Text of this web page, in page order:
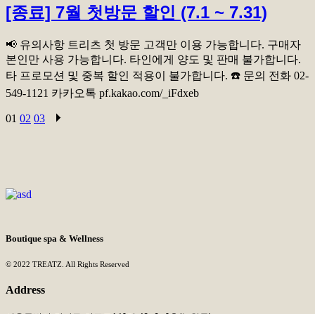
[종료] 7월 첫방문 할인 (7.1 ~ 7.31)
📢 유의사항 트리츠 첫 방문 고객만 이용 가능합니다. 구매자
본인만 사용 가능합니다. 타인에게 양도 및 판매 불가합니다.
타 프로모션 및 중복 할인 적용이 불가합니다. ☎️ 문의 전화 02-
549-1121 카카오톡 pf.kakao.com/_iFdxeb
Posts
01 02 03
Boutique spa & Wellness
© 2022 TREATZ. All Rights Reserved
Address